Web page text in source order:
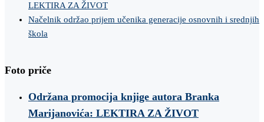
LEKTIRA ZA ŽIVOT
Načelnik održao prijem učenika generacije osnovnih i srednjih
škola
Foto priče
Održana promocija knjige autora Branka
Marijanovića: LEKTIRA ZA ŽIVOT